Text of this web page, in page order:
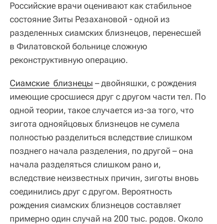
Российские врачи оценивают как стабильное
состояние Зиты Резахановой - одной из
разделенных сиамских близнецов, перенесшей
в Филатовской больнице сложную
реконструктивную операцию.
Сиамские  близнецы – двойняшки, с рождения
имеющие сросшиеся друг с другом части тел. По
одной теории, такое случается из-за того, что
зигота однояйцовых близнецов не сумела
полностью разделиться вследствие слишком
позднего начала разделения, по другой – она
начала разделяться слишком рано и,
вследствие неизвестных причин, зиготы вновь
соединились друг с другом. Вероятность
рождения сиамских близнецов составляет
примерно один случай на 200 тыс. родов. Около